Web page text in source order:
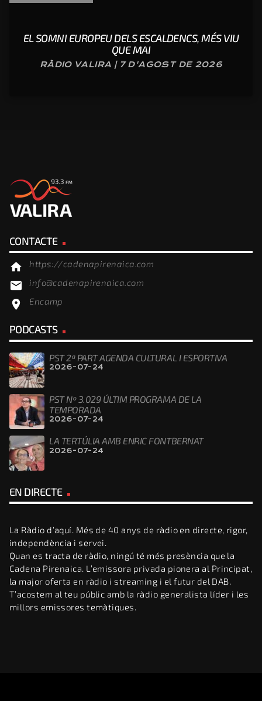
EL SOMNI EUROPEU DELS ESCALDENCS, MÉS VIU
QUE MAI
RÀDIO VALIRA | 7 D'AGOST DE 2026
CONTACTE
home https://cadenapirenaica.com
email info@cadenapirenaica.com
location_on Encamp
PODCASTS
PST 2ª PART AGENDA CULTURAL I ESPORTIVA
2026-07-24
PST Nº 3.029 ÚLTIM PROGRAMA DE LA
TEMPORADA
2026-07-24
LA TERTÚLIA AMB ENRIC FONTBERNAT
2026-07-24
EN DIRECTE
La Ràdio d’aquí. Més de 40 anys de ràdio en directe, rigor,
independència i servei.
Quan es tracta de ràdio, ningú té més presència que la
Cadena Pirenaica. L’emissora privada pionera al Principat,
la major oferta en ràdio i streaming i el futur del DAB.
T’acostem al teu públic amb la ràdio generalista líder i les
millors emissores temàtiques.